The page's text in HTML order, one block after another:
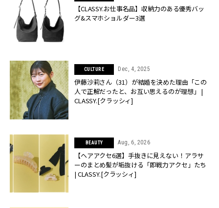
【CLASSY.お仕事名品】収納力のある優秀バッ
グ&スマホショルダー3選
CULTURE Dec, 4, 2025
伊藤沙莉さん（31）が結婚を決めた理由「この
人で正解だったと、お互い思えるのが理想」 |
CLASSY.[クラッシィ]
BEAUTY Aug, 6, 2026
【ヘアアクセ6選】手抜きに見えない！アラサ
ーのまとめ髪が垢抜ける「即戦力アクセ」たち
| CLASSY.[クラッシィ]